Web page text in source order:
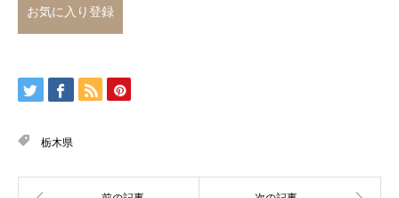
お気に入り登録
栃木県